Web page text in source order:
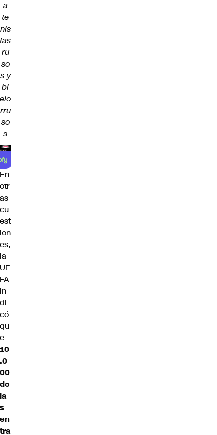
a
te
nis
tas
ru
so
s y
bi
elo
rru
so
s
En
otr
as
cu
est
ion
es,
la
UE
FA
in
di
có
qu
e
10
.0
00
de
la
s
en
tra